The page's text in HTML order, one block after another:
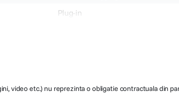
Plug-in
video etc.) nu reprezinta o obligatie contractuala din